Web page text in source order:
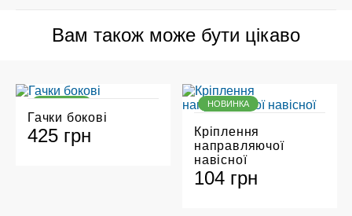
Вам також може бути цікаво
Гачки бокові
425 грн
НОВИНКА
Кріплення
направляючої
навісної
104 грн